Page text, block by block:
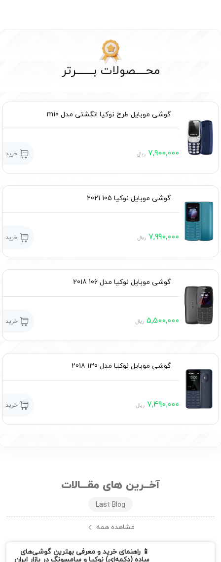
محــــصولات بـــــــرتر
گوشی موبایل طرح نوکیا انگشتی مدل m10
7,900,000 ریال خرید
گوشی موبایل نوکیا 105 2021
7,990,000 ریال خرید
گوشی موبایل نوکیا مدل 106 2018
5,500,000 ریال خرید
گوشی موبایل نوکیا مدل 130 2018
7,490,000 ریال خرید
آخــرین های مقـــالات
Last Blog
مشاهده همه
📱 راهنمای خرید و معرفی بهترین گوشی‌های
ساده (دکمه‌ای) نوکیا و سامسونگ در بازار ایران